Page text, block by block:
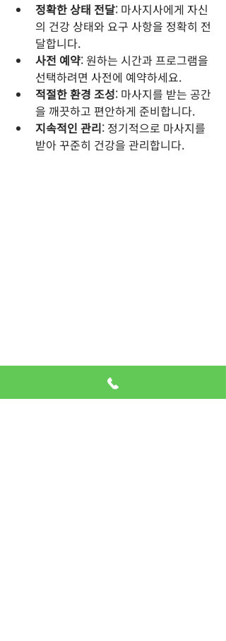
정확한 상태 전달: 마사지사에게 자신
의 건강 상태와 요구 사항을 정확히 전
달합니다.
사전 예약: 원하는 시간과 프로그램을
선택하려면 사전에 예약하세요.
적절한 환경 조성: 마사지를 받는 공간
을 깨끗하고 편안하게 준비합니다.
지속적인 관리: 정기적으로 마사지를
받아 꾸준히 건강을 관리합니다.